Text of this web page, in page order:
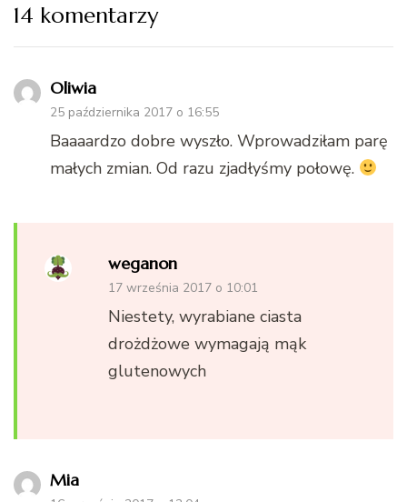
14 komentarzy
Oliwia
25 października 2017 o 16:55
Baaaardzo dobre wyszło. Wprowadziłam parę
małych zmian. Od razu zjadłyśmy połowę.
weganon
17 września 2017 o 10:01
Niestety, wyrabiane ciasta
drożdżowe wymagają mąk
glutenowych
Mia